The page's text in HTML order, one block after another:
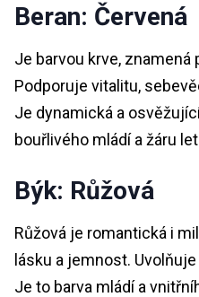
Beran: Červená
Je barvou krve, znamená
Podporuje vitalitu,
Je dynamická a
bouřlivého mládí a žáru
Býk: Růžová
Růžová je romantická i
lásku a jemnost.
Je to barva mládí a